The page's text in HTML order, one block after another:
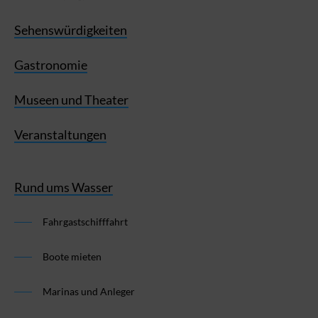
Sehenswürdigkeiten
Gastronomie
Museen und Theater
Veranstaltungen
Rund ums Wasser
Fahrgastschifffahrt
Boote mieten
Marinas und Anleger